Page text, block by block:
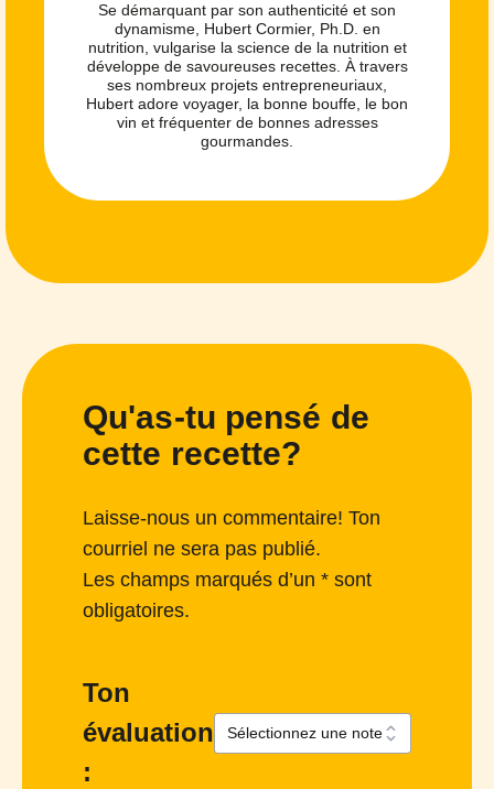
Se démarquant par son authenticité et son
dynamisme, Hubert Cormier, Ph.D. en
nutrition, vulgarise la science de la nutrition et
développe de savoureuses recettes. À travers
ses nombreux projets entrepreneuriaux,
Hubert adore voyager, la bonne bouffe, le bon
vin et fréquenter de bonnes adresses
gourmandes.
Qu'as-tu pensé de
cette recette?
Laisse-nous un commentaire! Ton
courriel ne sera pas publié.
Les champs marqués d’un * sont
obligatoires.
Ton
évaluation
: